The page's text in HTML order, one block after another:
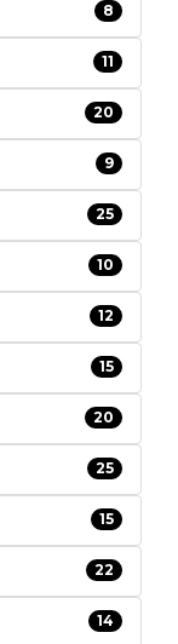
8
11
20
9
25
10
12
15
20
25
15
22
14